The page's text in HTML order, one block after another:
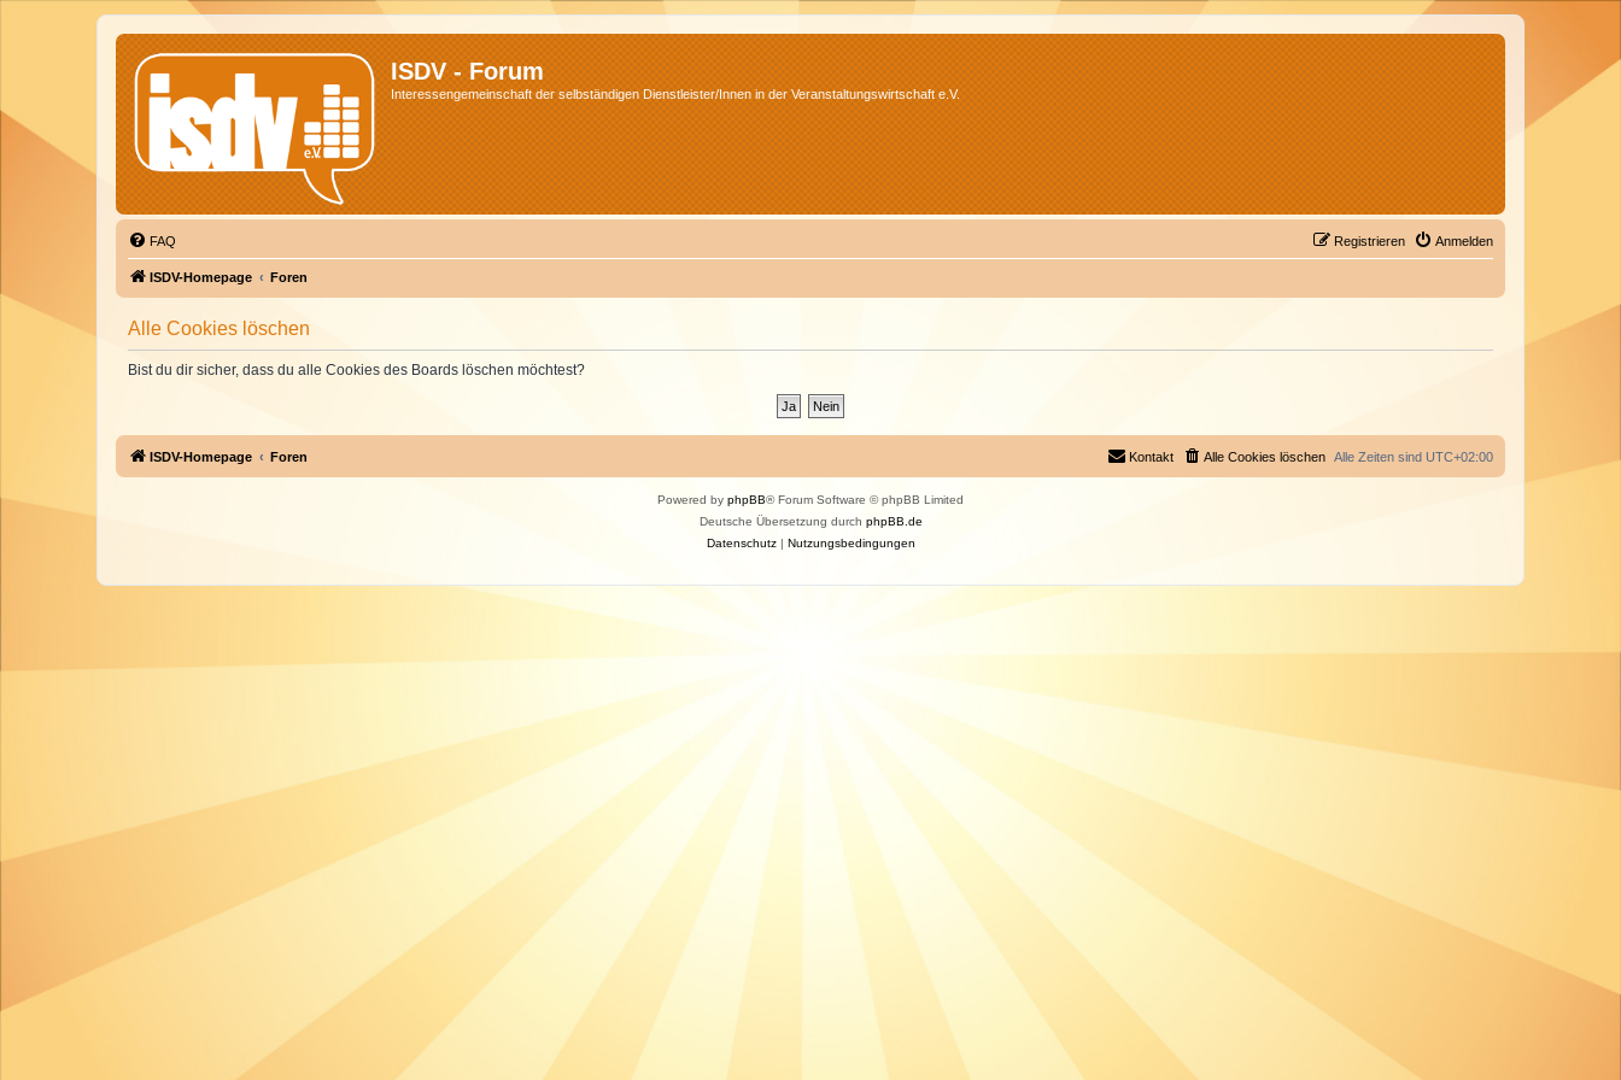
ISDV - Forum
Interessengemeinschaft der selbständigen Dienstleister/Innen in der Veranstaltungswirtschaft e.V.
FAQ Anmelden
Registrieren
ISDV-Homepage Foren
Alle Cookies löschen
Bist du dir sicher, dass du alle Cookies des Boards löschen möchtest?
ISDV-Homepage Foren Alle Zeiten sind UTC+02:00
Alle Cookies löschen
Kontakt
Powered by phpBB® Forum Software © phpBB Limited
Deutsche Übersetzung durch phpBB.de
Datenschutz| Nutzungsbedingungen